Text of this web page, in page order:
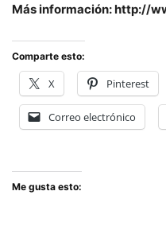
Más información: http://
Comparte esto:
X Pinterest
Correo electrónico
Me gusta esto: